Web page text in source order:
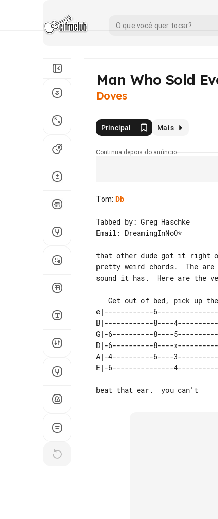
Man Who Sold
Doves
Principal Mais
Continua depois do anúncio
Tom: Db
Tabbed by: Greg Haschke
Email: DreamingInNoO*
pretty weird chords.  The are
sound it has.  Here are the
e|------------
B|------------8----
G|-6----------8----
D|-6----------8----
A|-4----------6----